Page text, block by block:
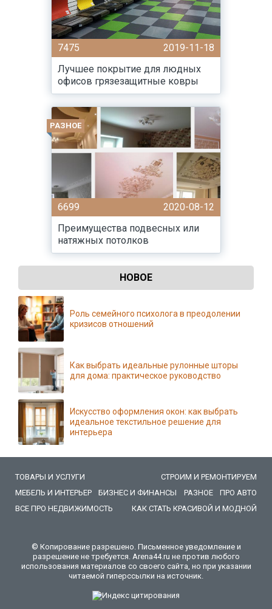
7475
2019-11-18
Лучшее покрытие для людных
офисов грязезащитные ковры
РАЗНОЕ
6699
2020-08-12
Преимущества подвесных или
натяжных потолков
НОВОЕ
Роль семейного психолога в преодолении
кризисов отношений
Как выбрать идеальные рулонные шторы
для дома: практическое руководство
Искусство оформления окон: как выбрать
идеальное текстильное решение для
интерьера
ТОВАРЫ И УСЛУГИ
СТРОИМ И РЕМОНТИРУЕМ
МЕБЕЛЬ И ИНТЕРЬЕР
БИЗНЕС И ФИНАНСЫ РАЗНОЕ
ПРО АВТО
ВСЕ ПРО НЕДВИЖИМОСТЬ
КАК СТАТЬ КРАСИВОЙ И МОДНОЙ
© Копирование разрешено. Письменное уведомление и
разрешение не требуется. Arena44.ru не против любого
использования материалов со своего сайта, но при указании
читаемой гиперссылки на источник.